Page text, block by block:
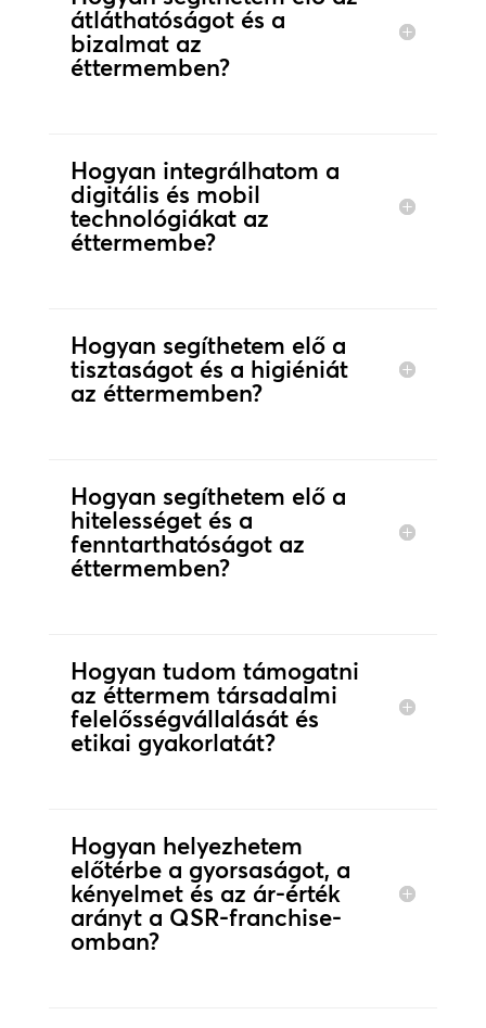
átláthatóságot és a
bizalmat az
éttermemben?
Hogyan integrálhatom a
digitális és mobil
technológiákat az
éttermembe?
Hogyan segíthetem elő a
tisztaságot és a higiéniát
az éttermemben?
Hogyan segíthetem elő a
hitelességet és a
fenntarthatóságot az
éttermemben?
Hogyan tudom támogatni
az éttermem társadalmi
felelősségvállalását és
etikai gyakorlatát?
Hogyan helyezhetem
előtérbe a gyorsaságot, a
kényelmet és az ár-érték
arányt a QSR-franchise-
omban?